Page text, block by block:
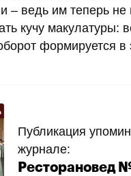
– ведь им теперь не
кучу макулатуры:
формируется в
Публикация
журнале:
Ресторановед